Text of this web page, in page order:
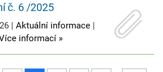
č. 6 /2025
| Aktuální informace |
informací »